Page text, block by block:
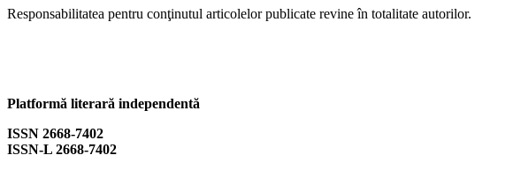
Responsabilitatea pentru conţinutul articolelor publicate revine în totalitate autorilor.
Platformă literară independentă
ISSN 2668-7402
ISSN-L 2668-7402